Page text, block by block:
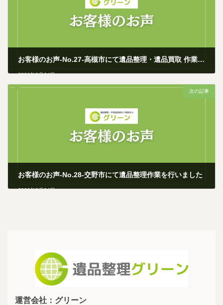
お客様のお声-No.27-高槻市にて遺品整理・遺品買取 作業を行いました
2026年2月24日
次の記事
お客様のお声-No.28-交野市にて遺品整理作業を行いました
2026年2月24日
運営会社：グリーン